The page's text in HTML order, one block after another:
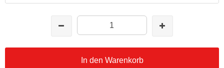
In den Warenkorb